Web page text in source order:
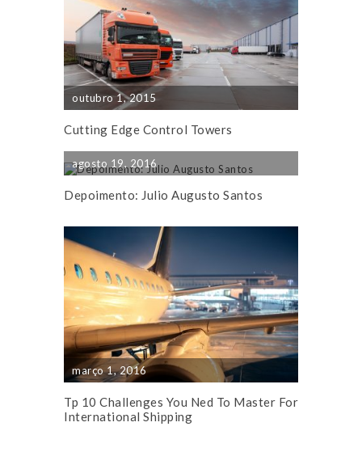
outubro 1, 2015
Cutting Edge Control Towers
agosto 19, 2016
Depoimento: Julio Augusto Santos
março 1, 2016
Tp 10 Challenges You Ned To Master For
International Shipping